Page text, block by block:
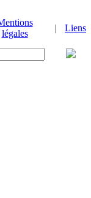
légales
| Liens